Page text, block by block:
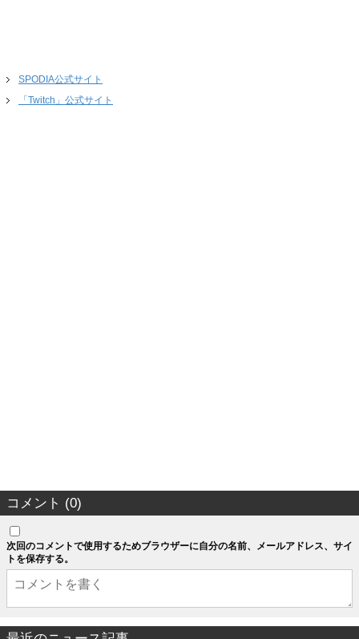
SPODIA公式サイト
「Twitch」公式サイト
コメント (0)
次回のコメントで使用するためブラウザーに自分の名前、メールアドレス、サイ
トを保存する。